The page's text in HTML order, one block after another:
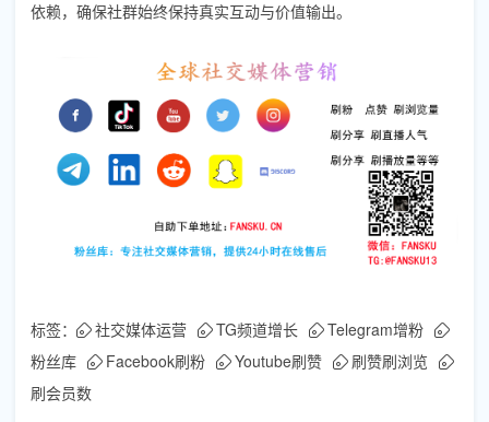
依赖，确保社群始终保持真实互动与价值输出。
标签： 社交媒体运营 TG频道增长
Telegram增粉
粉丝库
Facebook刷粉 Youtube刷赞
刷赞刷浏览
刷会员数